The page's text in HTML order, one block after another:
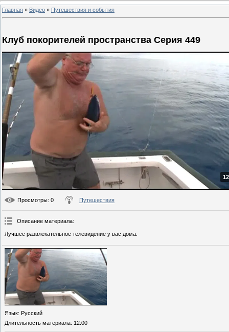
Главная » Видео » Путешествия и события
Клуб покорителей пространства Серия 449
Просмотры: 0 Путешествия
Описание материала:
Лучшее развлекательное телевидение у вас дома.
Язык: Русский
Длительность материала: 12:00